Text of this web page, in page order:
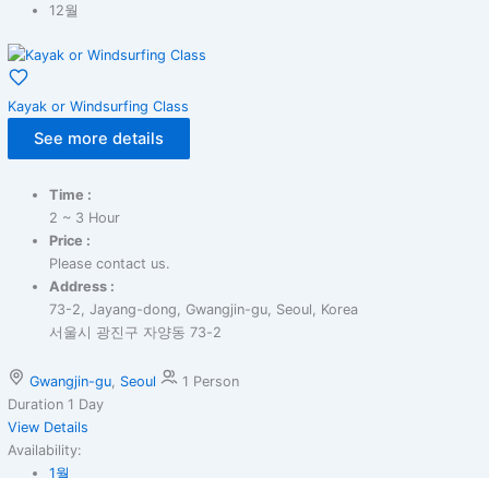
12월
Kayak or Windsurfing Class
See more details
Time :
2 ~ 3 Hour
Price :
Please contact us.
Address :
73-2, Jayang-dong, Gwangjin-gu, Seoul, Korea
서울시 광진구 자양동 73-2
Gwangjin-gu, Seoul
1 Person
Duration 1 Day
View Details
Availability:
1월